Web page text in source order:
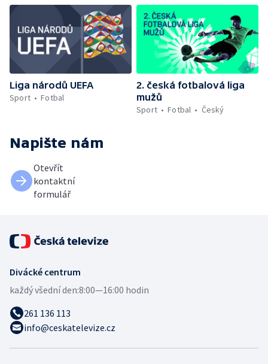
Liga národů UEFA
Sport
Fotbal
2. česká fotbalová liga
mužů
Sport
Fotbal Český
Napište nám
Otevřít
kontaktní
formulář
Divácké centrum
každý všední den:8:00—16:00 hodin
261 136 113
info@ceskatelevize.cz